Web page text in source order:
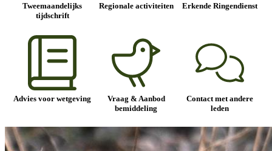
Tweemaandelijks
tijdschrift
Regionale activiteiten Erkende Ringendienst
Advies voor wetgeving
Vraag & Aanbod
bemiddeling
Contact met andere
leden